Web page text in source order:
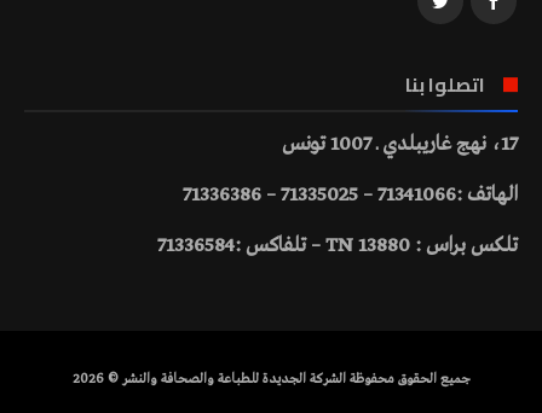
اتصلوا بنا
17، نهج غاريبلدي ـ 1007 تونس
الهاتف :71341066 – 71335025 – 71336386
تلكس براس : 13880 TN – تلفاكس :71336584
جميع الحقوق محفوظة الشركة الجديدة للطباعة والصحافة والنشر © 2026